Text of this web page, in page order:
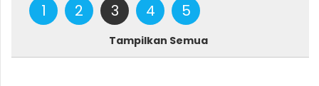
1 2 3 4 5
Tampilkan Semua